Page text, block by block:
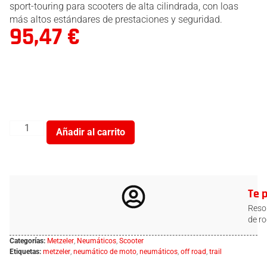
sport-touring para scooters de alta cilindrada, con loas
más altos estándares de prestaciones y seguridad.
95,47€
Añadir al carrito
Te
de
Categorías: Metzeler, Neumáticos, Scooter
Etiquetas: metzeler, neumático de moto, neumáticos, off road , trail